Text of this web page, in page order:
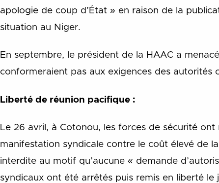
apologie de coup d’État » en raison de la
situation au Niger.
En septembre, le président de la HAAC a
conformeraient pas aux exigences des autorités
Liberté de réunion pacifique :
Le 26 avril, à Cotonou, les forces de sécurité
manifestation syndicale contre le coût élevé de
interdite au motif qu’aucune « demande
syndicaux ont été arrêtés puis remis en liberté le